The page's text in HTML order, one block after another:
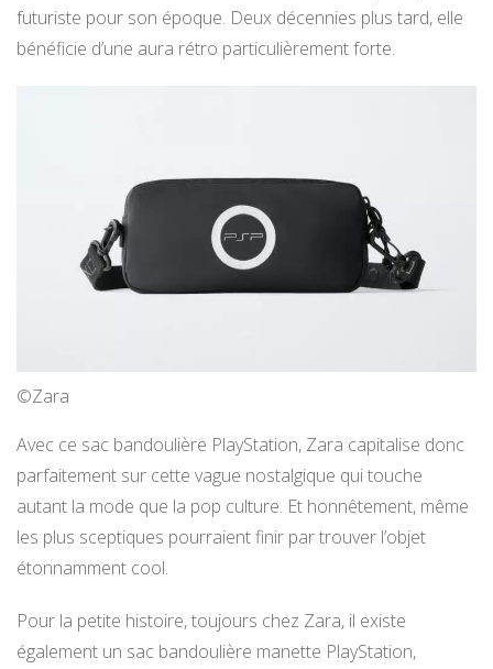
futuriste pour son époque. Deux décennies plus tard, elle
bénéficie d’une aura rétro particulièrement forte.
©Zara
Avec ce sac bandoulière PlayStation, Zara capitalise donc
parfaitement sur cette vague nostalgique qui touche
autant la mode que la pop culture. Et honnêtement, même
les plus sceptiques pourraient finir par trouver l’objet
étonnamment cool.
Pour la petite histoire, toujours chez Zara, il existe
également un sac bandoulière manette PlayStation,